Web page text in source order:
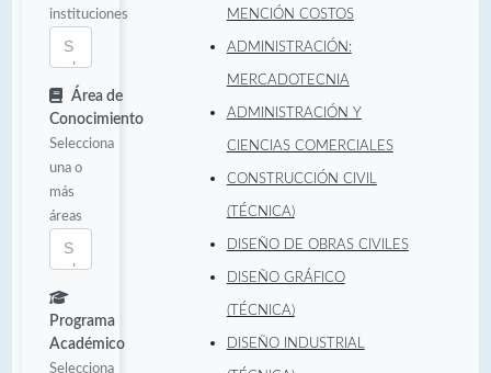
instituciones
Área de
Conocimiento
Selecciona
una o
más
áreas
Programa
Académico
Selecciona
MENCIÓN COSTOS
ADMINISTRACIÓN:
MERCADOTECNIA
ADMINISTRACIÓN Y
CIENCIAS COMERCIALES
CONSTRUCCIÓN CIVIL
(TÉCNICA)
DISEÑO DE OBRAS CIVILES
DISEÑO GRÁFICO
(TÉCNICA)
DISEÑO INDUSTRIAL